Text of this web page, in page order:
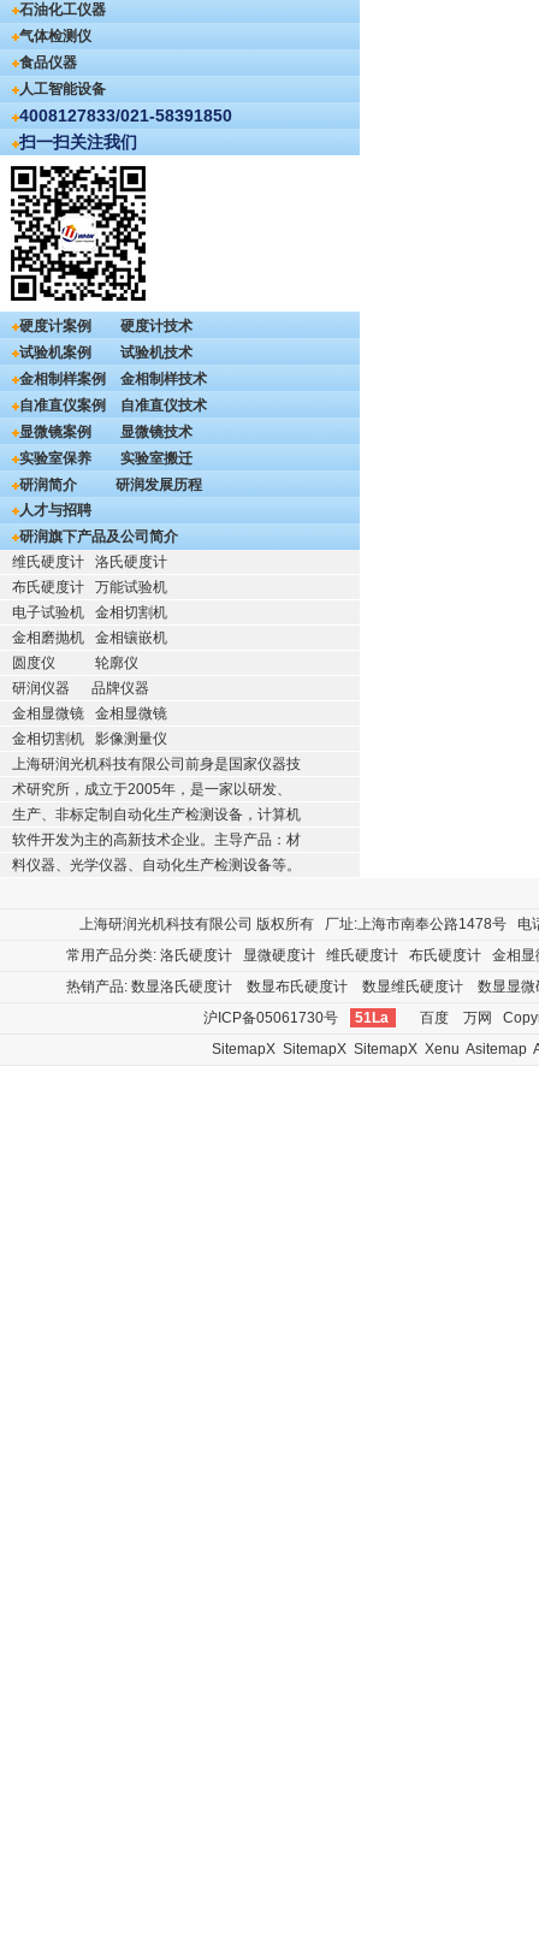
石油化工仪器
气体检测仪
食品仪器
人工智能设备
4008127833/021-58391850
扫一扫关注我们
硬度计案例
硬度计技术
试验机案例
试验机技术
金相制样案例
金相制样技术
自准直仪案例
自准直仪技术
显微镜案例
显微镜技术
实验室保养
实验室搬迁
研润简介
研润发展历程
人才与招聘
研润旗下产品及公司简介
维氏硬度计
洛氏硬度计
布氏硬度计
万能试验机
电子试验机
金相切割机
金相磨抛机
金相镶嵌机
圆度仪
轮廓仪
研润仪器
品牌仪器
金相显微镜
金相显微镜
金相切割机
影像测量仪
上海研润光机科技有限公司前身是国家仪器技
术研究所，成立于2005年，是一家以研发、
生产、非标定制自动化生产检测设备，计算机
软件开发为主的高新技术企业。主导产品：材
料仪器、光学仪器、自动化生产检测设备等。
上海研润光机科技有限公司 版权所有 厂址:上海市南奉公路1478号
常用产品分类: 洛氏硬度计 显微硬度计 维氏硬度计 布氏硬度计
金相显
热销产品: 数显洛氏硬度计 数显布氏硬度计 数显维氏硬度计
数显显微
沪ICP备05061730号
51La 百度 万网
SitemapX SitemapX SitemapX Xenu Asitemap